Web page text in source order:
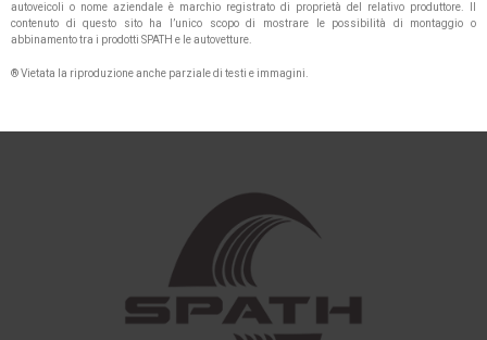
autoveicoli o nome aziendale è marchio registrato di proprietà del relativo produttore. Il
contenuto di questo sito ha l’unico scopo di mostrare le possibilità di montaggio o
abbinamento tra i prodotti SPATH e le autovetture.
® Vietata la riproduzione anche parziale di testi e immagini.